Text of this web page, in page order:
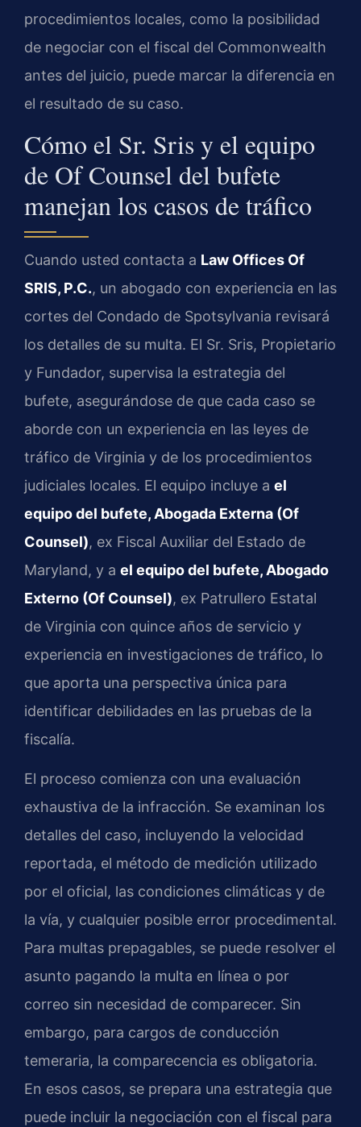
procedimientos locales, como la posibilidad
de negociar con el fiscal del Commonwealth
antes del juicio, puede marcar la diferencia en
el resultado de su caso.
Cómo el Sr. Sris y el equipo
de Of Counsel del bufete
manejan los casos de tráfico
Cuando usted contacta a Law Offices Of
SRIS, P.C., un abogado con experiencia en las
cortes del Condado de Spotsylvania revisará
los detalles de su multa. El Sr. Sris, Propietario
y Fundador, supervisa la estrategia del
bufete, asegurándose de que cada caso se
aborde con un experiencia en las leyes de
tráfico de Virginia y de los procedimientos
judiciales locales. El equipo incluye a el
equipo del bufete, Abogada Externa (Of
Counsel), ex Fiscal Auxiliar del Estado de
Maryland, y a el equipo del bufete, Abogado
Externo (Of Counsel), ex Patrullero Estatal
de Virginia con quince años de servicio y
experiencia en investigaciones de tráfico, lo
que aporta una perspectiva única para
identificar debilidades en las pruebas de la
fiscalía.
El proceso comienza con una evaluación
exhaustiva de la infracción. Se examinan los
detalles del caso, incluyendo la velocidad
reportada, el método de medición utilizado
por el oficial, las condiciones climáticas y de
la vía, y cualquier posible error procedimental.
Para multas prepagables, se puede resolver el
asunto pagando la multa en línea o por
correo sin necesidad de comparecer. Sin
embargo, para cargos de conducción
temeraria, la comparecencia es obligatoria.
En esos casos, se prepara una estrategia que
puede incluir la negociación con el fiscal para